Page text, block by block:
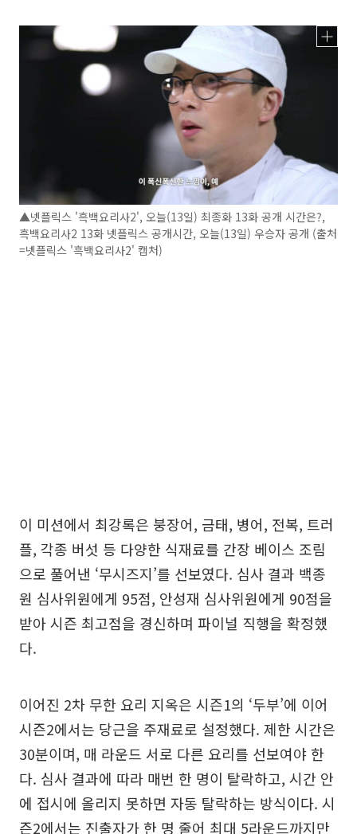
▲넷플릭스 '흑백요리사2', 오늘(13일) 최종화 13화 공개 시간은?,
흑백요리사2 13화 넷플릭스 공개시간, 오늘(13일) 우승자 공개 (출처
=넷플릭스 '흑백요리사2' 캡처)
이 미션에서 최강록은 붕장어, 금태, 병어, 전복, 트러
플, 각종 버섯 등 다양한 식재료를 간장 베이스 조림
으로 풀어낸 ‘무시즈지’를 선보였다. 심사 결과 백종
원 심사위원에게 95점, 안성재 심사위원에게 90점을
받아 시즌 최고점을 경신하며 파이널 직행을 확정했
다.
이어진 2차 무한 요리 지옥은 시즌1의 ‘두부’에 이어
시즌2에서는 당근을 주재료로 설정했다. 제한 시간은
30분이며, 매 라운드 서로 다른 요리를 선보여야 한
다. 심사 결과에 따라 매번 한 명이 탈락하고, 시간 안
에 접시에 올리지 못하면 자동 탈락하는 방식이다. 시
즌2에서는 진출자가 한 명 줄어 최대 5라운드까지만